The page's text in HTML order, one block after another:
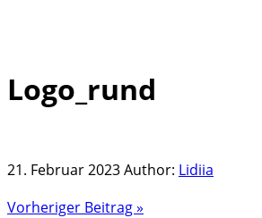
Skip
Logo_rund
21. Februar 2023Author: Lidiia
Vorheriger Beitrag »